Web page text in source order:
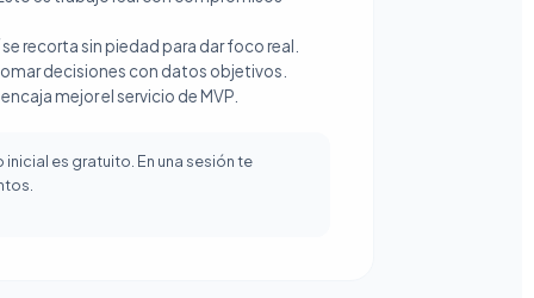
recorta sin piedad para dar foco real.
decisiones con datos objetivos.
mejor el servicio de MVP.
es gratuito. En una sesión te